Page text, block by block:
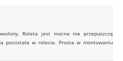
Roleta jest mocna nie przepuszczę
pozostała w rolecie. Prosta w montowaniu